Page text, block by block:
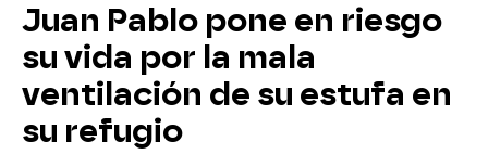
Juan Pablo pone en riesgo
su vida por la mala
ventilación de su estufa en
su refugio